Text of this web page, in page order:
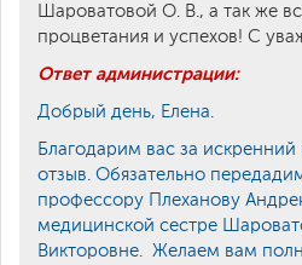
Шароватовой О. В., а так же
процветания и успехов! С
Ответ администрации:
Добрый день, Елена.
Благодарим вас за
отзыв. Обязательно
профессору Плеханову
медицинской сестре
Викторовне. Желаем вам